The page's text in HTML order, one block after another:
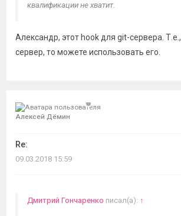
квалификации не хватит.
Александр, этот hook для git-сервера.
сервер, то можете использовать его.
Алексей Дёмин
Re:
09.03.2018 15:59
Дмитрий Гончаренко писал(а): ↑